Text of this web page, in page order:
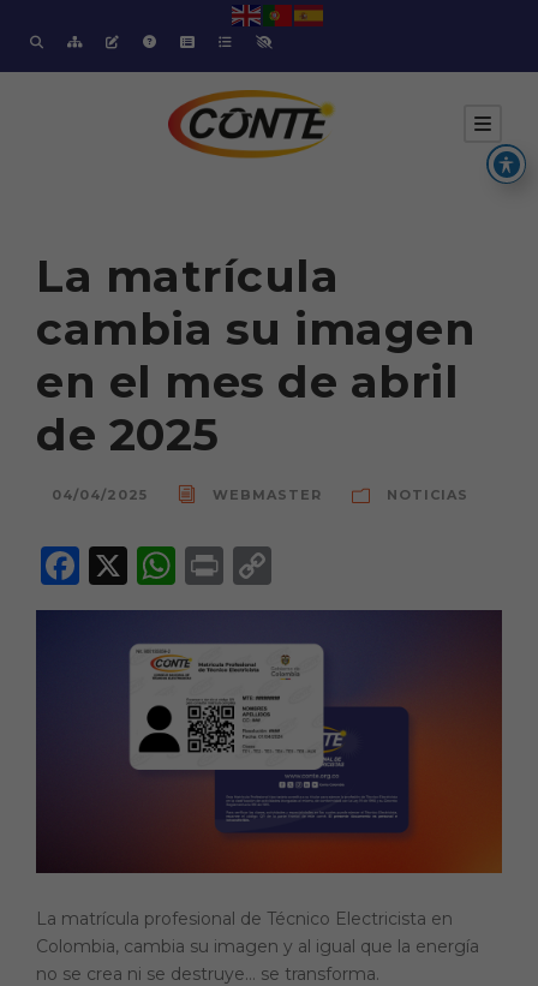
La matrícula
cambia su imagen
en el mes de abril
de 2025
04/04/2025 WEBMASTER NOTICIAS
F
a
X
W
h
a
ts
A
p
P
ri
n
t
o
p
y
Li
n
k
La matrícula profesional de Técnico Electricista en
Colombia, cambia su imagen y al igual que la energía
no se crea ni se destruye… se transforma.